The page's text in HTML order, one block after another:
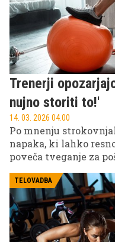
Trenerji
nujno storiti to!'
14. 03. 2026 04.00
Po mnenju
napaka, ki lahko
poveča tveganje za
spregleda, je prav ta
varno in učinkovito
TELOVADBA